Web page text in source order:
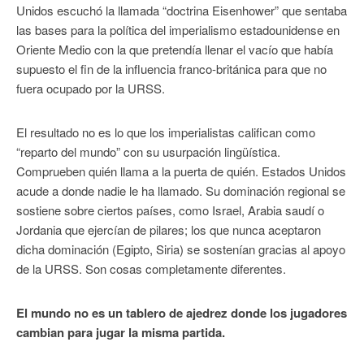
Unidos escuchó la llamada “doctrina Eisenhower” que sentaba
las bases para la política del imperialismo estadounidense en
Oriente Medio con la que pretendía llenar el vacío que había
supuesto el fin de la influencia franco-británica para que no
fuera ocupado por la URSS.
El resultado no es lo que los imperialistas califican como
“reparto del mundo” con su usurpación lingüística.
Comprueben quién llama a la puerta de quién. Estados Unidos
acude a donde nadie le ha llamado. Su dominación regional se
sostiene sobre ciertos países, como Israel, Arabia saudí o
Jordania que ejercían de pilares; los que nunca aceptaron
dicha dominación (Egipto, Siria) se sostenían gracias al apoyo
de la URSS. Son cosas completamente diferentes.
El mundo no es un tablero de ajedrez donde los jugadores
cambian para jugar la misma partida.